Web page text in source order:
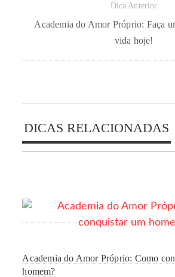
Dica Anterior
Academia do Amor Próprio: Faça
vida hoje!
DICAS RELACIONADAS
Academia do Amor Próprio: Como
homem?